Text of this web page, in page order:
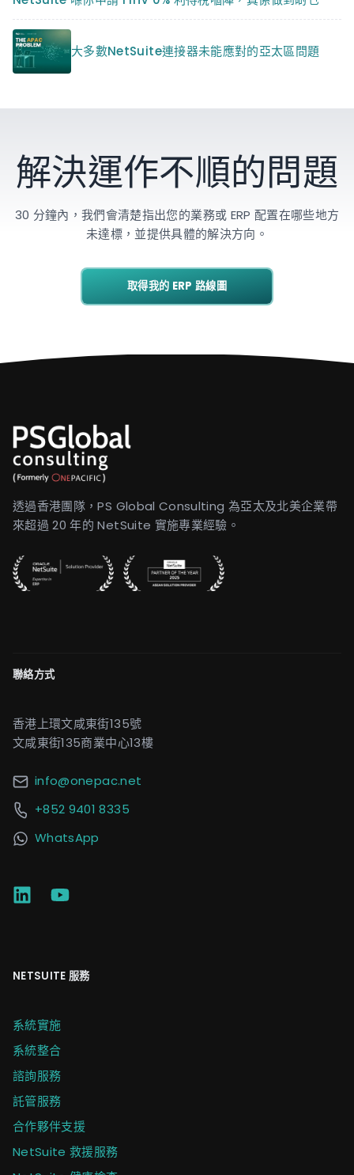
大多數NetSuite連接器未能應對的亞太區問題
解決運作不順的問題
30 分鐘內，我們會清楚指出您的業務或 ERP 配置在哪些地方
未達標，並提供具體的解決方向。
取得我的 ERP 路線圖
透過香港團隊，PS Global Consulting 為亞太及北美企業帶
來超過 20 年的 NetSuite 實施專業經驗。
聯絡方式
香港上環文咸東街135號
文咸東街135商業中心13樓
info@onepac.net
+852 9401 8335
WhatsApp
NETSUITE 服務
系統實施
系統整合
諮詢服務
託管服務
合作夥伴支援
NetSuite 救援服務